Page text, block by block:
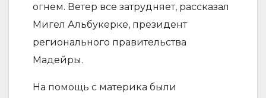
огнем. Ветер все затрудняет, рассказал
Мигел Альбукерке, президент
регионального правительства
Мадейры.
На помощь с материка были